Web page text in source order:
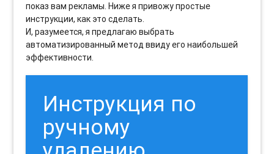
показ вам рекламы. Ниже я привожу простые
инструкции, как это сделать.
И, разумеется, я предлагаю выбрать
автоматизированный метод ввиду его наибольшей
эффективности.
Инструкция по
ручному